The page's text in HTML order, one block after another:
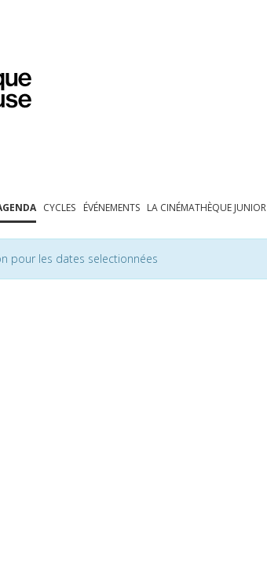
CYCLES ÉVÉNEMENTS LA CINÉMATHÈQUE JUNIOR
pour les dates selectionnées